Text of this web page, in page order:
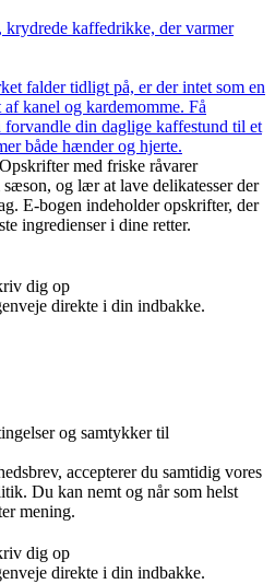
kaffedrikke, der varmer
falder tidligt på, er der intet som en
kanel og kardemomme. Få
din daglige kaffestund til et
både hænder og hjerte.
med friske råvarer
og lær at lave delikatesser der
E-bogen indeholder opskrifter, der
ingredienser i dine retter.
dig op
direkte i din indbakke.
og samtykker til
accepterer du samtidig vores
Du kan nemt og når som helst
mening.
dig op
direkte i din indbakke.